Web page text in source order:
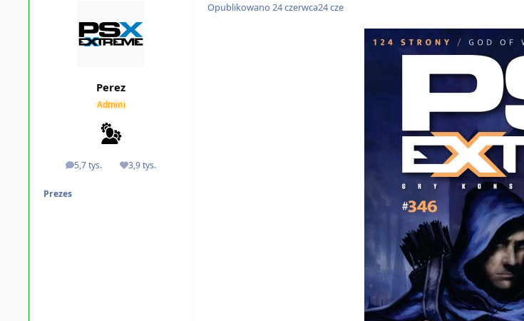
Perez
Admini
5,7 tys.
odpowiedzi3,9 tys.
Reputacja
Prezes
Opublikowano24 czerwca24 cze